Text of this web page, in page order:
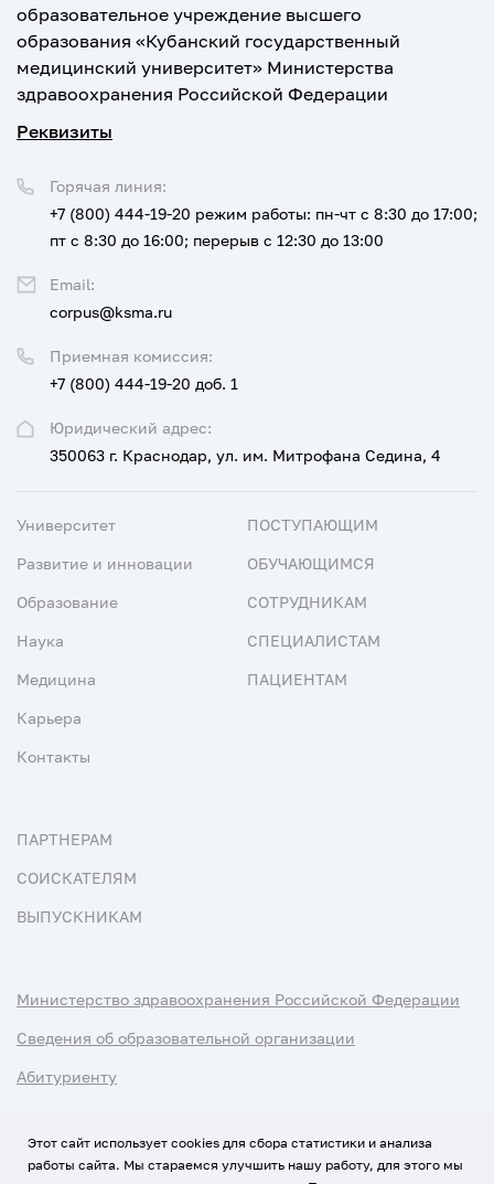
образовательное учреждение высшего
образования «Кубанский государственный
медицинский университет» Министерства
здравоохранения Российской Федерации
Реквизиты
Юридический адрес:
350063 г. Краснодар, ул. им. Митрофана Седина, 4
Приемная комиссия:
+7 (800) 444-19-20 доб. 1
Горячая линия:
+7 (800) 444-19-20 режим работы: пн-чт с 8:30 до 17:00;
пт с 8:30 до 16:00; перерыв с 12:30 до 13:00
Email:
corpus@ksma.ru
Университет
Развитие и инновации
Образование
Наука
Медицина
Карьера
Контакты
ПОСТУПАЮЩИМ
ОБУЧАЮЩИМСЯ
СОТРУДНИКАМ
СПЕЦИАЛИСТАМ
ПАЦИЕНТАМ
ПАРТНЕРАМ
СОИСКАТЕЛЯМ
ВЫПУСКНИКАМ
Министерство здравоохранения Российской Федерации
Сведения об образовательной организации
Абитуриенту
Этот сайт использует cookies для сбора статистики и анализа
работы сайта. Мы стараемся улучшить нашу работу, для этого мы